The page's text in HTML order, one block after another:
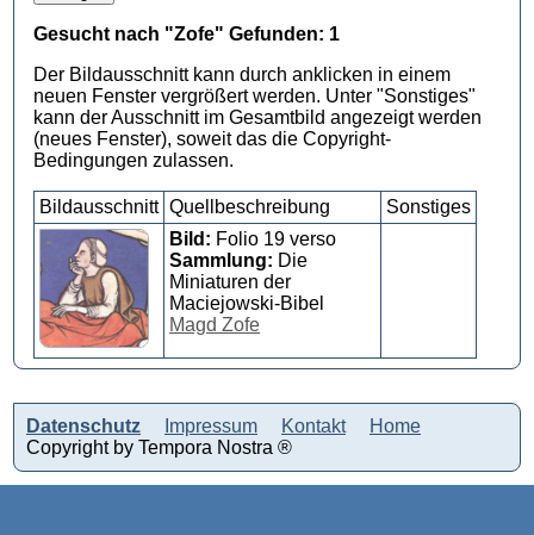
Gesucht nach "Zofe" Gefunden: 1
Der Bildausschnitt kann durch anklicken in einem
neuen Fenster vergrößert werden. Unter "Sonstiges"
kann der Ausschnitt im Gesamtbild angezeigt werden
(neues Fenster), soweit das die Copyright-
Bedingungen zulassen.
Bildausschnitt Quellbeschreibung
Sonstiges
Bild: Folio 19 verso
Sammlung: Die
Miniaturen der
Maciejowski-Bibel
Magd Zofe
Datenschutz Impressum Kontakt
Home
Copyright by Tempora Nostra ®